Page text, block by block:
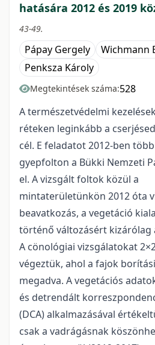
hatására 2012 és 2019
43-49.
Pápay Gergely
Wichmann
Penksza Károly
Megtekintések száma:528
A természetvédelmi
réteken leginkább a
cél. E feladatot 2012-ben
gyepfolton a Bükki Nemzeti
el. A vizsgált foltok közül a
mintaterületünkön 2012 óta
beavatkozás, a vegetáció
történő változásért kizárólag
A cönológiai vizsgálatokat
végeztük, ahol a fajok
megadva. A vegetációs
és detrendált
(DCA) alkalmazásával
csak a vadrágásnak